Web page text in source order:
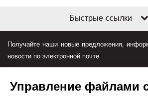
Быстрые ссылки
Получайте наши новые предложения,
новости по электронной почте
Управление файлами